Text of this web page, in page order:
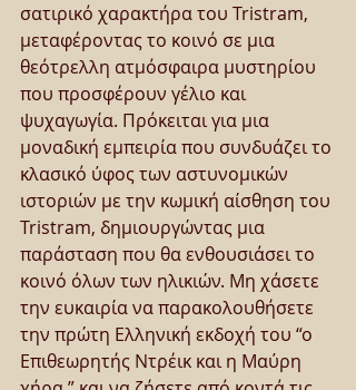
σατιρικό χαρακτήρα του Tristram,
μεταφέροντας το κοινό σε μια
θεότρελλη ατμόσφαιρα μυστηρίου
που προσφέρουν γέλιο και
ψυχαγωγία. Πρόκειται για μια
μοναδική εμπειρία που συνδυάζει το
κλασικό ύφος των αστυνομικών
ιστοριών με την κωμική αίσθηση του
Tristram, δημιουργώντας μια
παράσταση που θα ενθουσιάσει το
κοινό όλων των ηλικιών. Μη χάσετε
την ευκαιρία να παρακολουθήσετε
την πρώτη Ελληνική εκδοχή του “ο
Επιθεωρητής Ντρέικ και η Μαύρη